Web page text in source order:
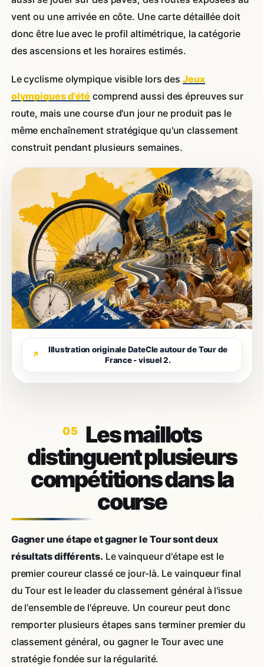
vent ou une arrivée en côte. Une carte détaillée doit
donc être lue avec le profil altimétrique, la catégorie
des ascensions et les horaires estimés.
Le cyclisme olympique visible lors desJeux
olympiques d'été comprend aussi des épreuves sur
route, mais une course d'un jour ne produit pas le
même enchaînement stratégique qu'un classement
construit pendant plusieurs semaines.
Illustration originale DateCle autour de Tour de
France - visuel 2.
Les maillots
distinguent plusieurs
compétitions dans la
course
Gagner une étape et gagner le Tour sont deux
résultats différents. Le vainqueur d'étape est le
premier coureur classé ce jour-là. Le vainqueur final
du Tour est le leader du classement général à l'issue
de l'ensemble de l'épreuve. Un coureur peut donc
remporter plusieurs étapes sans terminer premier du
classement général, ou gagner le Tour avec une
stratégie fondée sur la régularité.